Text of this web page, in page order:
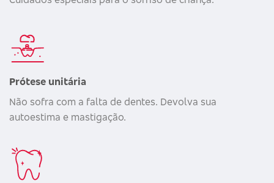
Prótese unitária
Não sofra com a falta de dentes. Devolva sua
autoestima e mastigação.